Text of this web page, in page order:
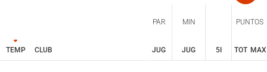
TEMP CLUB
PAR MIN
5I
PUNTOS
JUG JUG TOT MAX